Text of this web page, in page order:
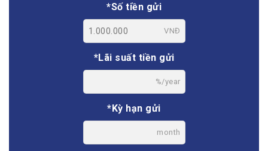
*Số tiền gửi
VNĐ
*Lãi suất tiền gửi
%/year
*Kỳ hạn gửi
month